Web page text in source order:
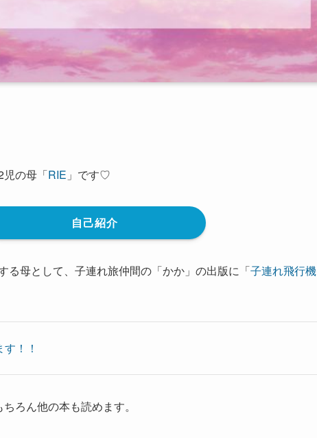
児の母「RIE 」です♡
自己紹介
る母として、子連れ旅仲間の「かか」の出版に「子連れ飛行機
！！
ろん他の本も読めます。